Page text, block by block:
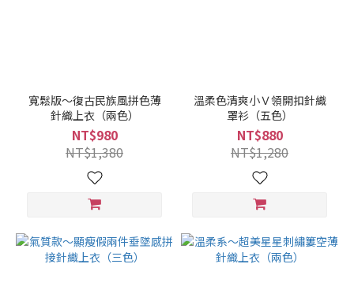
寬鬆版～復古民族風拼色薄
針織上衣（兩色）
NT$980
NT$1,380
溫柔色清爽小Ｖ領開扣針織
罩衫（五色）
NT$880
NT$1,280